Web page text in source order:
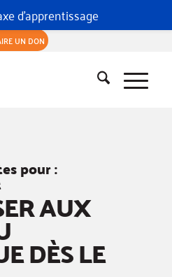
UN DON
pour :
AUX
DÈS LE
d'apprentissage